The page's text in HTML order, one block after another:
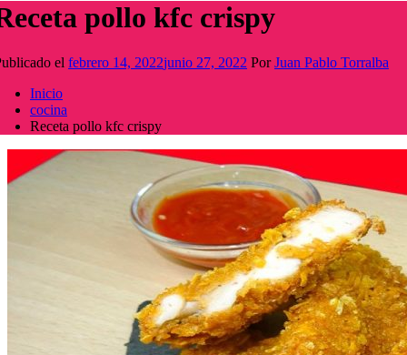
pollo kfc crispy
el febrero 14, 2022junio 27, 2022 PorJuan Pablo Torralba
Inicio
cocina
Receta pollo kfc crispy